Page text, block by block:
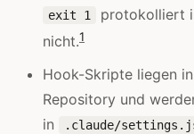
exit 1
protokolliert
nicht.1
Hook-Skripte liegen in
Repository und
in
.claude/